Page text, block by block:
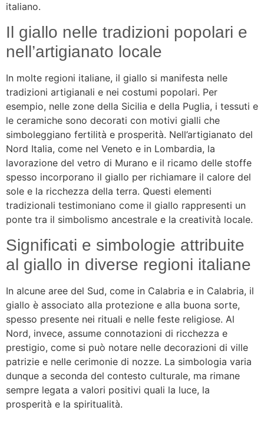
italiano.
Il giallo nelle tradizioni popolari e
nell’artigianato locale
In molte regioni italiane, il giallo si manifesta nelle
tradizioni artigianali e nei costumi popolari. Per
esempio, nelle zone della Sicilia e della Puglia, i tessuti e
le ceramiche sono decorati con motivi gialli che
simboleggiano fertilità e prosperità. Nell’artigianato del
Nord Italia, come nel Veneto e in Lombardia, la
lavorazione del vetro di Murano e il ricamo delle stoffe
spesso incorporano il giallo per richiamare il calore del
sole e la ricchezza della terra. Questi elementi
tradizionali testimoniano come il giallo rappresenti un
ponte tra il simbolismo ancestrale e la creatività locale.
Significati e simbologie attribuite
al giallo in diverse regioni italiane
In alcune aree del Sud, come in Calabria e in Calabria, il
giallo è associato alla protezione e alla buona sorte,
spesso presente nei rituali e nelle feste religiose. Al
Nord, invece, assume connotazioni di ricchezza e
prestigio, come si può notare nelle decorazioni di ville
patrizie e nelle cerimonie di nozze. La simbologia varia
dunque a seconda del contesto culturale, ma rimane
sempre legata a valori positivi quali la luce, la
prosperità e la spiritualità.